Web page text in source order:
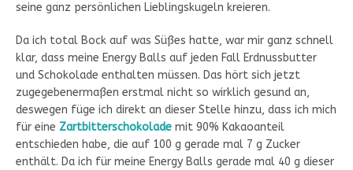
seine ganz persönlichen Lieblingskugeln kreieren.
Da ich total Bock auf was Süßes hatte, war mir ganz schnell
klar, dass meine Energy Balls auf jeden Fall Erdnussbutter
und Schokolade enthalten müssen. Das hört sich jetzt
zugegebenermaßen erstmal nicht so wirklich gesund an,
deswegen füge ich direkt an dieser Stelle hinzu, dass ich mich
für eine Zartbitterschokolade mit 90% Kakaoanteil
entschieden habe, die auf 100 g gerade mal 7 g Zucker
enthält. Da ich für meine Energy Balls gerade mal 40 g dieser